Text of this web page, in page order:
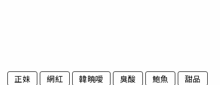
正妹 網紅 韓曉噯 臭酸 鮑魚
甜品